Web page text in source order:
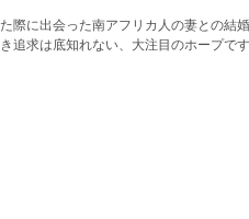
に出会った南アフリカ人の妻との結婚
求は底知れない、大注目のホープです